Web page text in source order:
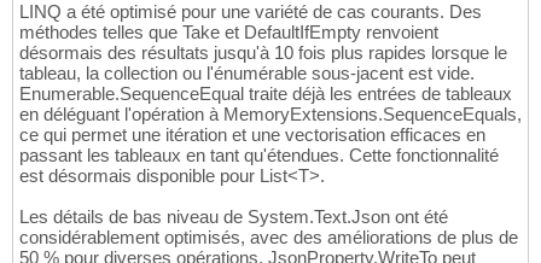
LINQ a été optimisé pour une variété de cas courants. Des
méthodes telles que Take et DefaultIfEmpty renvoient
désormais des résultats jusqu'à 10 fois plus rapides lorsque le
tableau, la collection ou l'énumérable sous-jacent est vide.
Enumerable.SequenceEqual traite déjà les entrées de tableaux
en déléguant l'opération à MemoryExtensions.SequenceEquals,
ce qui permet une itération et une vectorisation efficaces en
passant les tableaux en tant qu'étendues. Cette fonctionnalité
est désormais disponible pour List<T>.
Les détails de bas niveau de System.Text.Json ont été
considérablement optimisés, avec des améliorations de plus de
50 % pour diverses opérations. JsonProperty.WriteTo peut